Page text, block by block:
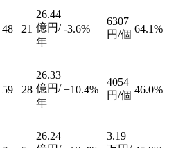
48 21
26.44
億円/
年
-3.6%
6307
円/個 64.1%
59 28
26.33
億円/
年
+10.4%
4054
円/個 46.0%
26.24
3.19